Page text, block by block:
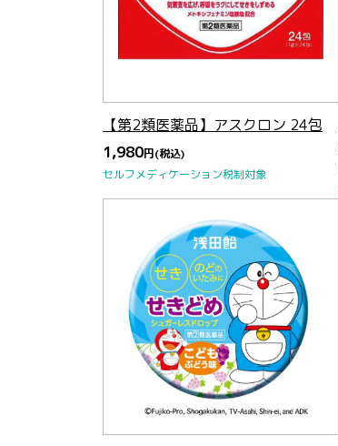
【第2類医薬品】アスクロン 24包
1,980円(税込)
セルフメディケーション税制対象